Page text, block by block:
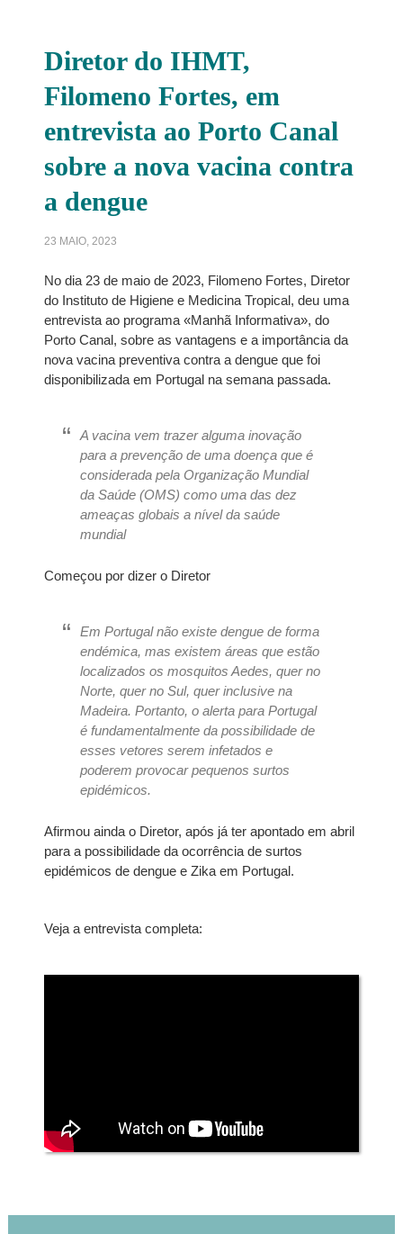
Diretor do IHMT,
Filomeno Fortes, em
entrevista ao Porto Canal
sobre a nova vacina contra
a dengue
23 MAIO, 2023
No dia 23 de maio de 2023, Filomeno Fortes, Diretor
do Instituto de Higiene e Medicina Tropical, deu uma
entrevista ao programa «Manhã Informativa», do
Porto Canal, sobre as vantagens e a importância da
nova vacina preventiva contra a dengue que foi
disponibilizada em Portugal na semana passada.
A vacina vem trazer alguma inovação
para a prevenção de uma doença que é
considerada pela Organização Mundial
da Saúde (OMS) como uma das dez
ameaças globais a nível da saúde
mundial
Começou por dizer o Diretor
Em Portugal não existe dengue de forma
endémica, mas existem áreas que estão
localizados os mosquitos Aedes, quer no
Norte, quer no Sul, quer inclusive na
Madeira. Portanto, o alerta para Portugal
é fundamentalmente da possibilidade de
esses vetores serem infetados e
poderem provocar pequenos surtos
epidémicos.
Afirmou ainda o Diretor, após já ter apontado em abril
para a possibilidade da ocorrência de surtos
epidémicos de dengue e Zika em Portugal.
Veja a entrevista completa: